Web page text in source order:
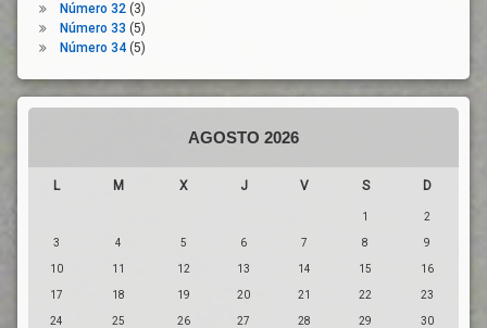
Número 32(3)
Número 33 (5)
Número 34(5)
AGOSTO 2026
L M X J V S D
1 2
3 4 5 6 7 8 9
10 11 12 13 14 15 16
17 18 19 20 21 22 23
24 25 26 27 28 29 30